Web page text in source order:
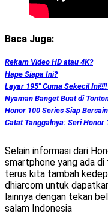
Baca Juga:
Rekam Video HD atau 4K?
Hape Siapa Ini?
Layar 195″ Cuma Sekecil
Nyaman Banget Buat di
Honor 100 Series Siap
Catat Tanggalnya: Seri
Selain informasi dari
smartphone yang ada di
terus kita tambah
dhiarcom untuk
lainnya dengan tekan
salam Indonesia